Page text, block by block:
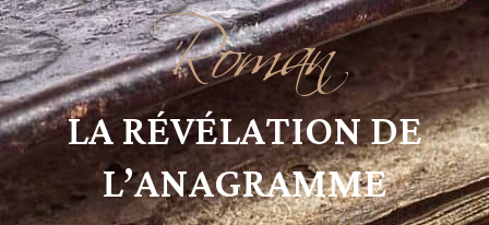
LA RÉVÉLATION DE
L’ANAGRAMME